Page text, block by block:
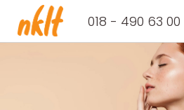
018 - 490 63 00